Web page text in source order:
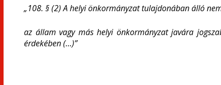
„108. § (2) A helyi önkormányzat tulajdonában álló
az állam vagy más helyi önkormányzat javára
érdekében (…)”